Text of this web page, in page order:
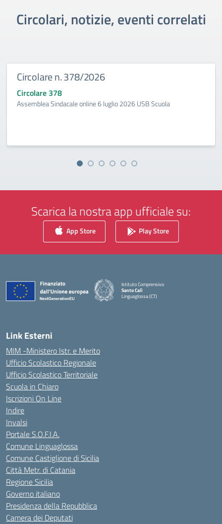
Circolari, notizie, eventi correlati
Circolare n. 378/2026
Circolare 378
Assemblea Sindacale online 6 luglio 2026 USB Scuola
Scarica la nostra app ufficiale su:
App Store Play Store
Istituto Comprensivo
Santo Calì
Linguaglossa (CT)
— Visita la pagina iniziale della scuola
Link Esterni
MIM -Ministero Istr. e Merito
Ufficio Scolastico Regionale
Ufficio Scolastico Territoriale
Scuola in Chiaro
Iscrizioni On Line
Indire
Invalsi
Portale S.O.F.I.A.
Comune Linguaglossa
Comune Castiglione di Sicilia
Città Metr. di Catania
Regione Sicilia
Governo italiano
Presidenza della Repubblica
Camera dei Deputati